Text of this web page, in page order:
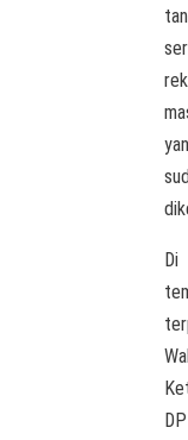
Di